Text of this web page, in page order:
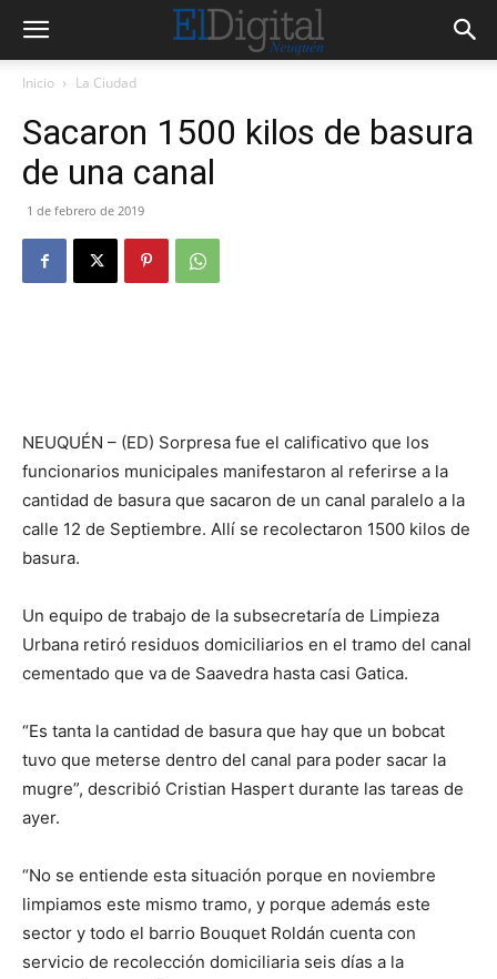
Inicio La Ciudad
Sacaron 1500 kilos de basura
de una canal
1 de febrero de 2019
NEUQUÉN – (ED) Sorpresa fue el calificativo que los
funcionarios municipales manifestaron al referirse a la
cantidad de basura que sacaron de un canal paralelo a la
calle 12 de Septiembre. Allí se recolectaron 1500 kilos de
basura.
Un equipo de trabajo de la subsecretaría de Limpieza
Urbana retiró residuos domiciliarios en el tramo del canal
cementado que va de Saavedra hasta casi Gatica.
“Es tanta la cantidad de basura que hay que un bobcat
tuvo que meterse dentro del canal para poder sacar la
mugre”, describió Cristian Haspert durante las tareas de
ayer.
“No se entiende esta situación porque en noviembre
limpiamos este mismo tramo, y porque además este
sector y todo el barrio Bouquet Roldán cuenta con
servicio de recolección domiciliaria seis días a la